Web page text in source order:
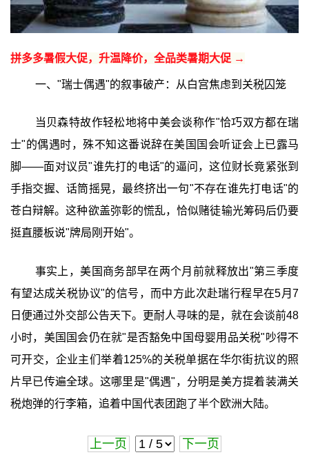
拼多多暑假大促，升温降价，全品类暑期大促 →
一、"瑞士偶遇"的叙事破产：从白宫焦虑到关税囚笼
当贝森特故作轻松地将中美会谈称作"恰巧双方都在瑞
士"的偶遇时，殊不知这番说辞在美国国会听证会上已露马
脚——面对议员"谁先打的电话"的逼问，这位财长竟紧张到
手指交握、话筒摇晃，最终挤出一句"不存在谁先打电话"的
苍白辩解。这种欲盖弥彰的慌乱，恰似赌徒输光筹码后仍要
挺直腰板说"牌局刚开始"。
事实上，美国商务部早在两个月前就释放出"第三季度
有望达成关税协议"的信号，而中方此次赴瑞行程早在5月7
日便通过外交部公告天下。更耐人寻味的是，就在会谈前48
小时，美国国会仍在就"是否豁免中国母婴用品关税"吵得不
可开交，企业主们举着125%的关税单据在华尔街抗议的照
片早已传遍全球。这哪里是"偶遇"，分明是美方提着装满关
税炮弹的行李箱，追着中国代表团跑了半个欧洲大陆。
上一页 下一页